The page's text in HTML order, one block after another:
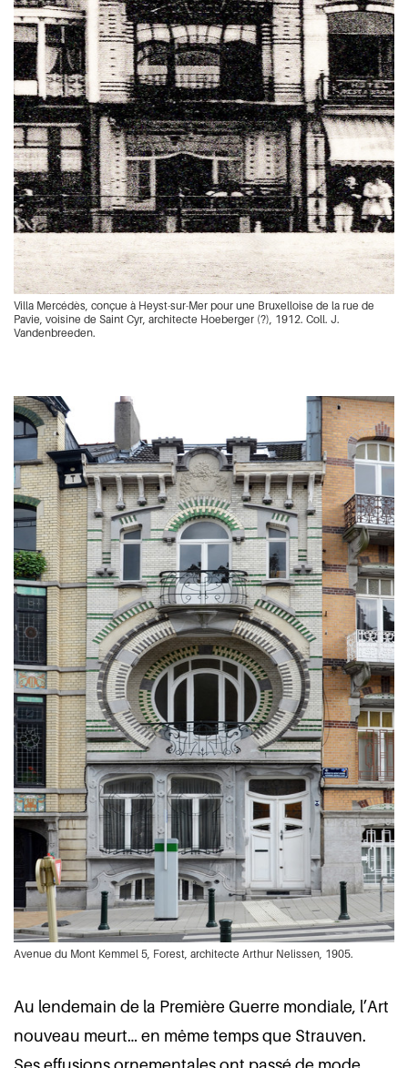
Villa Mercédès, conçue à Heyst-sur-Mer pour une Bruxelloise de la rue de
Pavie, voisine de Saint Cyr, architecte Hoeberger (?), 1912. Coll. J.
Vandenbreeden.
Avenue du Mont Kemmel 5, Forest, architecte Arthur Nelissen, 1905.
Au lendemain de la Première Guerre mondiale, l’Art
nouveau meurt… en même temps que Strauven.